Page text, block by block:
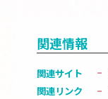
関連情報
関連サイト
関連リンク